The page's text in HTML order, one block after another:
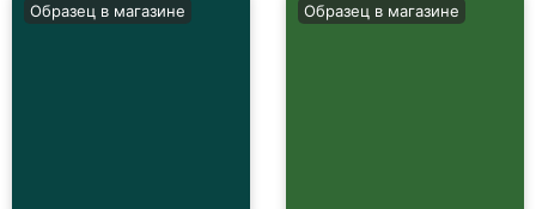
Образец в магазине Образец в магазине